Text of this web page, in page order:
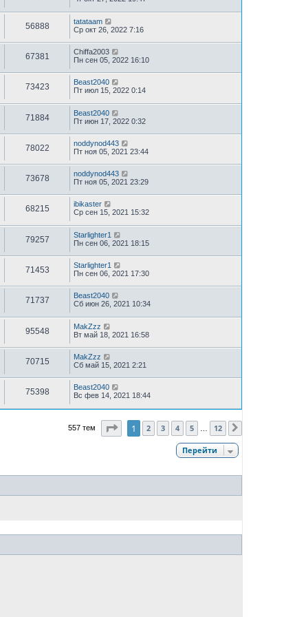
56888
tatataam
Ср окт 26, 2022 7:16
67381
Chiffa2003
Пн сен 05, 2022 16:10
73423
Beast2040
Пт июл 15, 2022 0:14
71884
Beast2040
Пт июн 17, 2022 0:32
78022
noddynod443
Пт ноя 05, 2021 23:44
73678
noddynod443
Пт ноя 05, 2021 23:29
68215
ibikaster
Ср сен 15, 2021 15:32
79257
Starlighter1
Пн сен 06, 2021 18:15
71453
Starlighter1
Пн сен 06, 2021 17:30
71737
Beast2040
Сб июн 26, 2021 10:34
95548
MakZzz
Вт май 18, 2021 16:58
70715
MakZzz
Сб май 15, 2021 2:21
75398
Beast2040
Вс фев 14, 2021 18:44
557 тем Страница 1из12
1 2 3 4 5 12
Перейти